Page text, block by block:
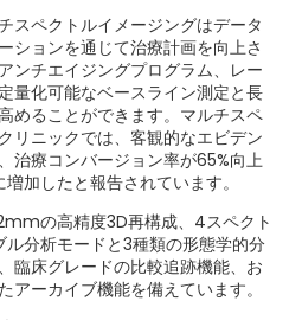
スペクトルイメージングは​​データ
ションを通じて治療計画を向上さ
ンチエイジングプログラム、レー
量化可能なベースライン測定と長
めることができます。マルチスペ
リニックでは、客観的なエビデン
治療コンバージョン率が65%向上
加したと報告されています。
の高精度3D再構成、4スペクト
ル分析モードと3種類の形態学的分
臨床グレードの比較追跡機能、お
アーカイブ機能を備えています。